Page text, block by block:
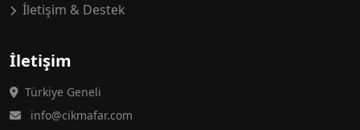
İletişim & Destek
İletişim
Türkiye Geneli
info@cikmafar.com